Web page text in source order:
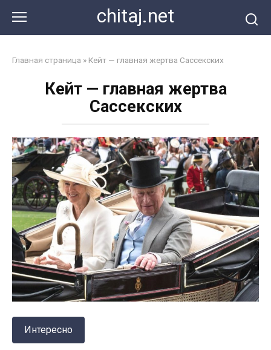
контенту
chitaj.net
Главная страница » Кейт — главная жертва Сассекских
Кейт — главная жертва
Сассекских
Интересно